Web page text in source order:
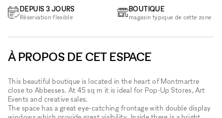
DEPUIS 3 JOURS
Réservation flexible
BOUTIQUE
magasin typique de cette zone
À PROPOS DE CET ESPACE
This beautiful boutique is located in the heart of Montmartre
close to Abbesses. At 45 sq m it is ideal for Pop-Up Stores, Art
Events and creative sales.
The space has a great eye-catching frontage with double display